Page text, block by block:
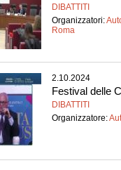
DIBATTITI
Organizzatori:
Roma
2.10.2024
Festival delle
DIBATTITI
Organizzatore: